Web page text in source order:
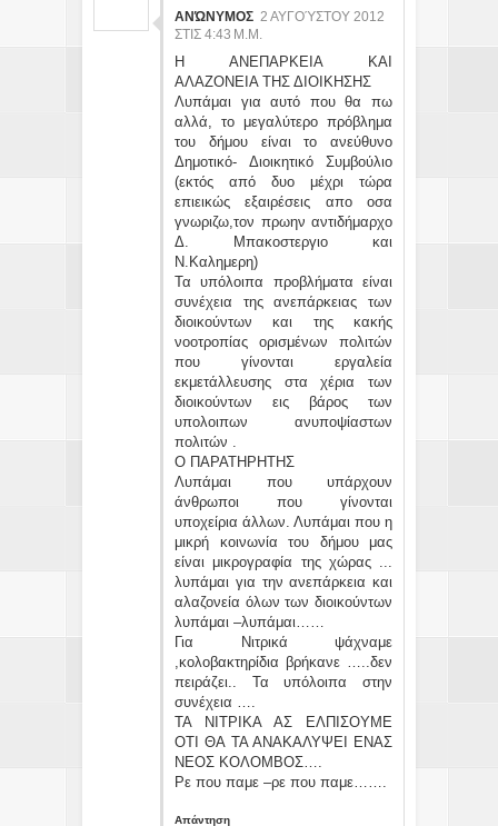
ΑΝΏΝΥΜΟΣ 2 ΑΥΓΟΎΣΤΟΥ 2012
ΣΤΙΣ 4:43 Μ.Μ.
Η ΑΝΕΠΑΡΚΕΙΑ ΚΑΙ
ΑΛΑΖΟΝΕΙΑ ΤΗΣ ΔΙΟΙΚΗΣΗΣ
Λυπάμαι για αυτό που θα πω
αλλά, το μεγαλύτερο πρόβλημα
του δήμου είναι το ανεύθυνο
Δημοτικό- Διοικητικό Συμβούλιο
(εκτός από δυο μέχρι τώρα
επιεικώς εξαιρέσεις απο οσα
γνωριζω,τον πρωην αντιδήμαρχο
Δ. Μπακοστεργιο και
Ν.Καλημερη)
Τα υπόλοιπα προβλήματα είναι
συνέχεια της ανεπάρκειας των
διοικούντων και της κακής
νοοτροπίας ορισμένων πολιτών
που γίνονται εργαλεία
εκμετάλλευσης στα χέρια των
διοικούντων εις βάρος των
υπολοιπων ανυποψίαστων
πολιτών .
O ΠΑΡΑΤΗΡΗΤΗΣ
Λυπάμαι που υπάρχουν
άνθρωποι που γίνονται
υποχείρια άλλων. Λυπάμαι που η
μικρή κοινωνία του δήμου μας
είναι μικρογραφία της χώρας ...
λυπάμαι για την ανεπάρκεια και
αλαζονεία όλων των διοικούντων
λυπάμαι –λυπάμαι……
Για Νιτρικά ψάχναμε
,κολοβακτηρίδια βρήκανε …..δεν
πειράζει.. Τα υπόλοιπα στην
συνέχεια ….
ΤΑ ΝΙΤΡΙΚΑ ΑΣ ΕΛΠΙΣΟΥΜΕ
ΟΤΙ ΘΑ ΤΑ ΑΝΑΚΑΛΥΨΕΙ ΕΝΑΣ
ΝΕΟΣ ΚΟΛΟΜΒΟΣ….
Ρε που παμε –ρε που παμε…….
Απάντηση